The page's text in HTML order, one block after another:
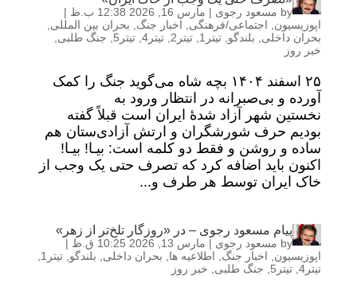
by مسعود رجوی | مارس 16, 2026 12:38 ب.ظ
|
اپوزیسیون
اجتماعی/فرهنگی اخبار جنگ بحران بین المللی
بحران داخلی
بلندگو تیتر1 تیتر2 تیتر4 , تیتر5 جنگ طلبی
خبر روز
۲۵ اسفند ۱۴۰۴ بچه شاه می‌گوید جنگ را کمک
آورده و بی‌صبرانه در انتظار ورود به
نخستین شهر آزاد شدهٔ ایران است قبلاً گفته
بودیم حرف شورشگران و ارتش آزادی‌ستان هم
ساده و روشن و فقط دو کلمه است: بیـا! بیـا!
اکنون باید اضافه کرد که تصرف حتی یک وجب از
خاک ایران توسط هر طرف و...
پیام مسعود رجوی – در «روزگار تلخ‌تر از زهر»
by مسعود رجوی | مارس 13, 2026 10:25 ق.ظ
|
اپوزیسیون
اخبار جنگ اطلاعیه ها بحران داخلی بلندگو تیتر1
تیتر4
, تیتر5 جنگ طلبی خبر روز